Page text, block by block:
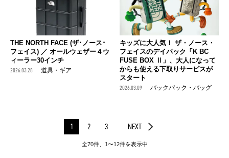
THE NORTH FACE (ザ･ノース･
フェイス) ／ オールウェザー４ウ
ィーラー30インチ
2026.03.28 道具・ギア
キッズに大人気！ ザ・ノース・
フェイスのデイパック「K BC
FUSE BOX Ⅱ」、大人になって
からも使える下取りサービスが
スタート
2026.03.09 バックパック・バッグ
1 2 3 NEXT
全70件、1〜12件を表示中